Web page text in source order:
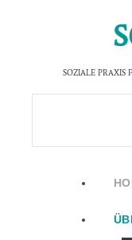
S
SOZIALE PRAXIS